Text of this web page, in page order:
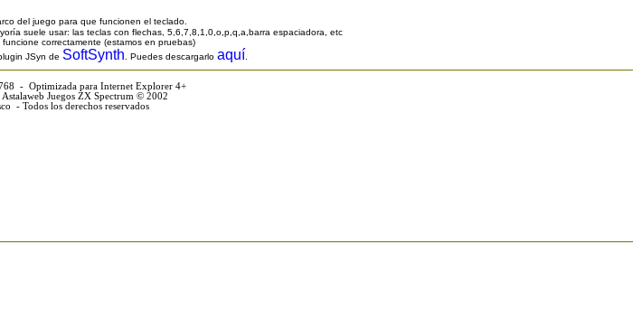
del juego para que funcionen el teclado.
suele usar: las teclas con flechas, 5,6,7,8,1,0,o,p,q,a,barra espaciadora, etc
correctamente (estamos en pruebas)
JSyn de SoftSynth . Puedes descargarlo aquí
- Optimizada para Internet Explorer 4+
Juegos ZX Spectrum © 2002
- Todos los derechos reservados